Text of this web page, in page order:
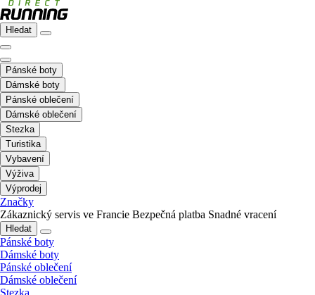
Hledat
Pánské boty
Dámské boty
Pánské oblečení
Dámské oblečení
Stezka
Turistika
Vybavení
Výživa
Výprodej
Značky
Zákaznický servis ve Francie Bezpečná platba Snadné vracení
Hledat
Pánské boty
Dámské boty
Pánské oblečení
Dámské oblečení
Stezka